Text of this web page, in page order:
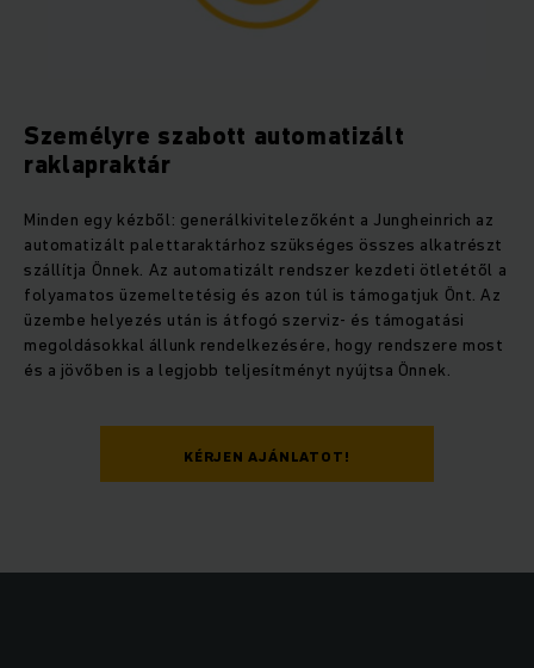
Személyre szabott automatizált
raklapraktár
Minden egy kézből: generálkivitelezőként a Jungheinrich az
automatizált palettaraktárhoz szükséges összes alkatrészt
szállítja Önnek. Az automatizált rendszer kezdeti ötletétől a
folyamatos üzemeltetésig és azon túl is támogatjuk Önt. Az
üzembe helyezés után is átfogó szerviz- és támogatási
megoldásokkal állunk rendelkezésére, hogy rendszere most
és a jövőben is a legjobb teljesítményt nyújtsa Önnek.
KÉRJEN AJÁNLATOT!